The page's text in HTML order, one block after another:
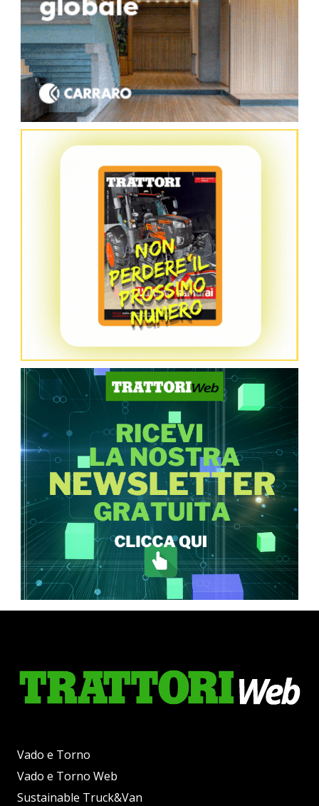
Vado e Torno
Vado e Torno Web
Sustainable Truck&Van